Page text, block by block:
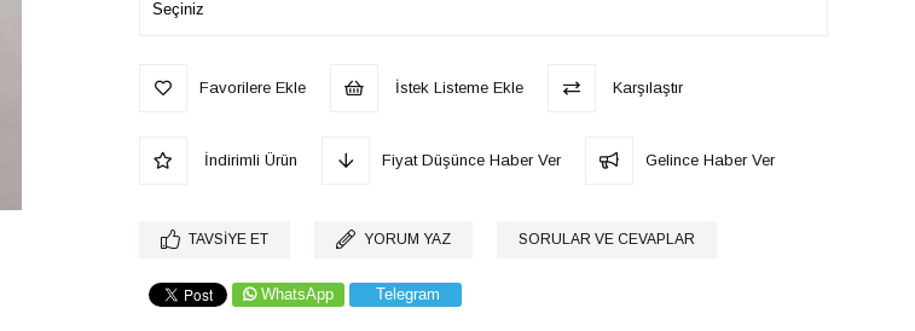
Favorilere Ekle İstek Listeme Ekle Karşılaştır
İndirimli Ürün Fiyat Düşünce Haber Ver Gelince Haber Ver
TAVSIYE ET YORUM YAZ SORULAR VE CEVAPLAR
WhatsApp Telegram